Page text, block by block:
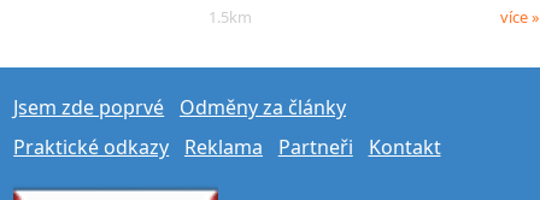
1.5km
více »
Jsem zde poprvé
Odměny za články
Praktické odkazy
Reklama Partneři Kontakt